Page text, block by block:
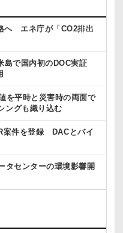
へ エネ庁が「CO2排出
島で国内初のDOC実証
を平時と災害時の両面で
ングも織り込む
案件を登録 DACとバイ
タセンターの環境影響開